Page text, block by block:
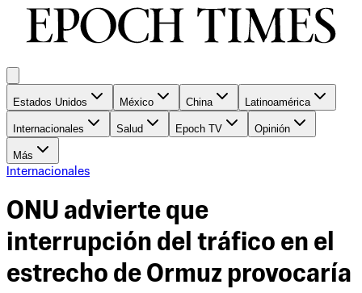
Estados Unidos México China Latinoamérica
Internacionales Salud Epoch TV Opinión
Más
Internacionales
ONU advierte que
interrupción del tráfico en el
estrecho de Ormuz provocaría